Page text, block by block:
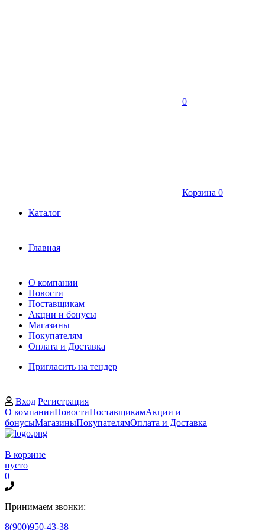
0
Корзина 0
Каталог
Главная
О компании
Новости
Поставщикам
Акции и бонусы
Магазины
Покупателям
Оплата и Доставка
Пригласить на тендер
Вход Регистрация
О компанииНовостиПоставщикамАкции и
бонусыМагазиныПокупателямОплата и Доставка
В корзине
пусто
0
Принимаем звонки:
8(900)950-43-38